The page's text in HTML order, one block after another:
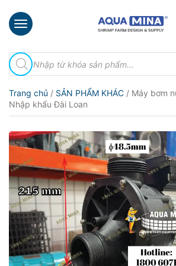
×
chủ
thiệu
Sản
phẩm
Phun
Vi
Bọt
Khí
Ventek
Hướng
dẫn
Tìm
kiếm
sản
Trang chủ / SẢN PHẨM KHÁC / Máy bơm
Nhập khẩu Đài Loan